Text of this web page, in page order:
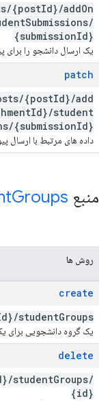
/{postId}/addOn
Submissions/
{submissionId}
یک ارسال دانشجو را برای
patch
/{postId}/add
Id}/student
/{submissionId}
داده های مرتبط با ارسال
منبع REST: Groups
روش ها
create
/studentGroups
یک گروه دانشجویی برای
delete
/studentGroups/
{id}